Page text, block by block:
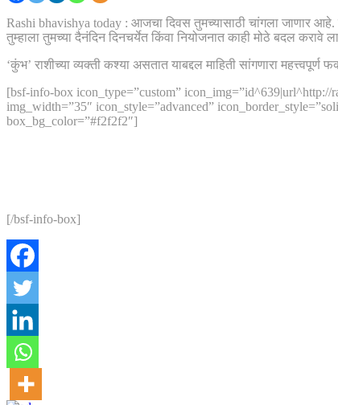
Rashi bhavishya today : आजचा दिवस तुमच्यासाठी चांगला जाणार आहे.
तुम्हाला तुमच्या दैनंदिन दिनचर्येत किंवा नियोजनात काही मोठे बदल करावे
‘कुंभ’ राशीच्या व्यक्ती कश्या असतात याबद्दल माहिती सांगणारा
[bsf-info-box icon_type=”custom”
img_width=”35″ icon_style=”advanced”
box_bg_color=”#f2f2f2″]
[/bsf-info-box]